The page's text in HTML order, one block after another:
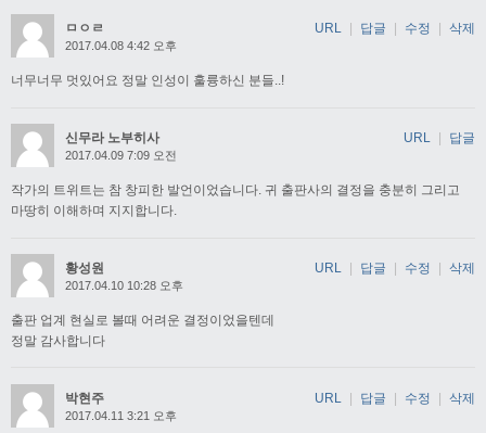
ㅁㅇㄹ
2017.04.08 4:42 오후
너무너무 멋있어요 정말 인성이 훌륭하신 분들..!
URL 답글 수정 삭제
신무라 노부히사
2017.04.09 7:09 오전
작가의 트위트는 참 창피한 발언이었습니다. 귀 출판사의 결정을 충분히 그리고
마땅히 이해하며 지지합니다.
URL 답글
황성원
2017.04.10 10:28 오후
출판 업계 현실로 볼때 어려운 결정이었을텐데
정말 감사합니다
URL 답글 수정 삭제
박현주
2017.04.11 3:21 오후
URL | 답글 | 수정 | 삭제